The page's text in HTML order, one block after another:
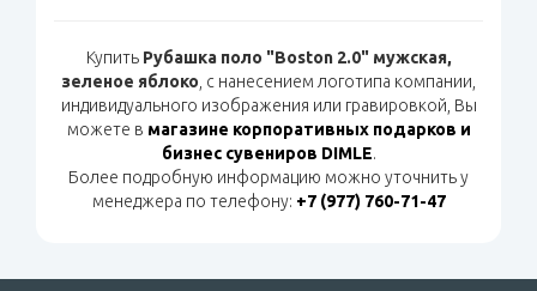
Купить Рубашка поло "Boston 2.0" мужская,
зеленое яблоко , с нанесением логотипа компании,
индивидуального изображения или гравировкой, Вы
можете в магазине корпоративных подарков и
бизнес сувениров DIMLE.
Более подробную информацию можно уточнить у
менеджера по телефону: +7 (977) 760-71-47